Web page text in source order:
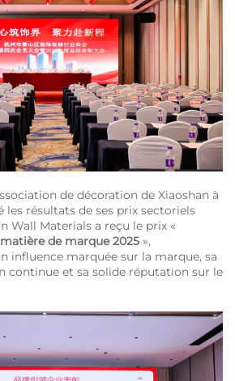
de décoration de Xiaoshan à
les résultats de ses prix sectoriels
Wall Materials a reçu le prix «
de marque 2025 »,
influence marquée sur la marque, sa
continue et sa solide réputation sur le